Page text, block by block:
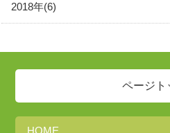
2018年(6)
ページト
HOME